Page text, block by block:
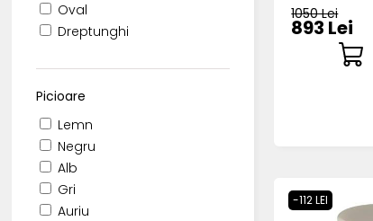
Oval
Dreptunghi
Picioare
Lemn
Negru
Alb
Gri
Auriu
1050 Lei
893 Lei
-112 LEI